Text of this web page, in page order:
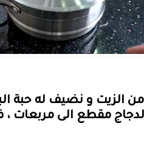
الزيت و نضيف له حبة
مقطع الى مربعات